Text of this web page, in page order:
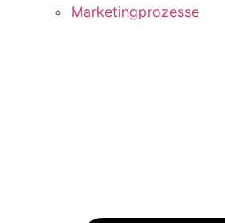
Marketingprozesse